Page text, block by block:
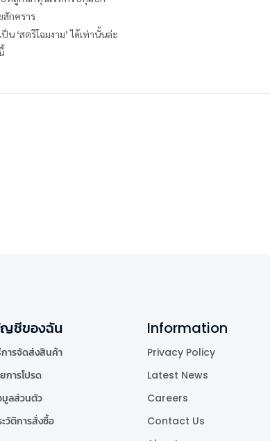
สักคราร
‘สตรีโฉมงาม’ ได้เท่านั้นล่ะ
ชีของฉัน
ารจัดส่งสินค้า
การโปรด
มูลส่วนตัว
วัติการสั่งซื้อ
Information
Privacy Policy
Latest News
Careers
Contact Us